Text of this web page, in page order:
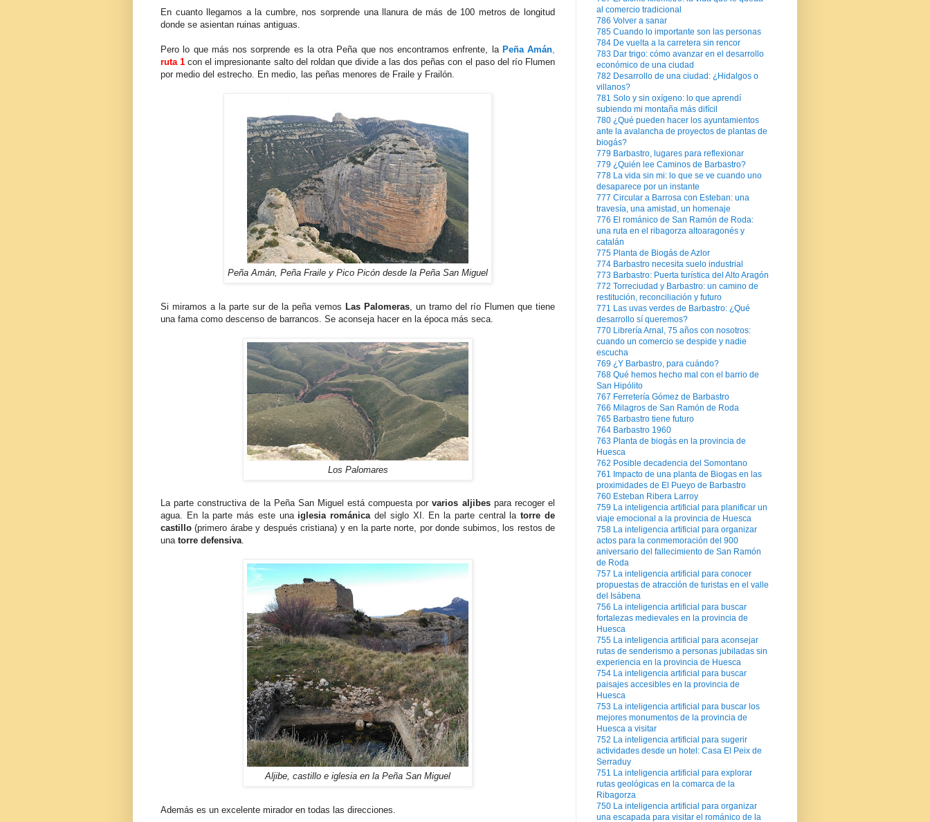
En cuanto llegamos a la cumbre, nos sorprende una llanura de más de 100 metros de longitud
donde se asientan ruinas antiguas.
Pero lo que más nos sorprende es la otra Peña que nos encontramos enfrente, la Peña Amán,
ruta 1con el impresionante salto del roldan que divide a las dos peñas con el paso del río Flumen
por medio del estrecho. En medio, las peñas menores de Fraile y Frailón.
Peña Amán, Peña Fraile y Pico Picón desde la Peña San Miguel
Si miramos a la parte sur de la peña vemos Las Palomeras , un tramo del río Flumen que tiene
una fama como descenso de barrancos. Se aconseja hacer en la época más seca.
Los Palomares
La parte constructiva de la Peña San Miguel está compuesta porvarios aljibespara recoger el
agua. En la parte más este una iglesia románicadel siglo XI. En la parte central latorre de
castillo (primero árabe y después cristiana) y en la parte norte, por donde subimos, los restos de
unatorre defensiva.
Aljibe, castillo e iglesia en la Peña San Miguel
Además es un excelente mirador en todas las direcciones.
al comercio tradicional
786 Volver a sanar
785 Cuando lo importante son las personas
784 De vuelta a la carretera sin rencor
783 Dar trigo: cómo avanzar en el desarrollo
económico de una ciudad
782 Desarrollo de una ciudad: ¿Hidalgos o
villanos?
781 Solo y sin oxígeno: lo que aprendí
subiendo mi montaña más difícil
780 ¿Qué pueden hacer los ayuntamientos
ante la avalancha de proyectos de plantas de
biogás?
779 Barbastro, lugares para reflexionar
779 ¿Quién lee Caminos de Barbastro?
778 La vida sin mi: lo que se ve cuando uno
desaparece por un instante
777 Circular a Barrosa con Esteban: una
travesía, una amistad, un homenaje
776 El románico de San Ramón de Roda:
una ruta en el ribagorza altoaragonés y
catalán
775 Planta de Biogás de Azlor
774 Barbastro necesita suelo industrial
773 Barbastro: Puerta turística del Alto Aragón
772 Torreciudad y Barbastro: un camino de
restitución, reconciliación y futuro
771 Las uvas verdes de Barbastro: ¿Qué
desarrollo sí queremos?
770 Librería Arnal, 75 años con nosotros:
cuando un comercio se despide y nadie
escucha
769 ¿Y Barbastro, para cuándo?
768 Qué hemos hecho mal con el barrio de
San Hipólito
767 Ferretería Gómez de Barbastro
766 Milagros de San Ramón de Roda
765 Barbastro tiene futuro
764 Barbastro 1960
763 Planta de biogás en la provincia de
Huesca
762 Posible decadencia del Somontano
761 Impacto de una planta de Biogas en las
proximidades de El Pueyo de Barbastro
760 Esteban Ribera Larroy
759 La inteligencia artificial para planificar un
viaje emocional a la provincia de Huesca
758 La inteligencia artificial para organizar
actos para la conmemoración del 900
aniversario del fallecimiento de San Ramón
de Roda
757 La inteligencia artificial para conocer
propuestas de atracción de turistas en el valle
del Isábena
756 La inteligencia artificial para buscar
fortalezas medievales en la provincia de
Huesca
755 La inteligencia artificial para aconsejar
rutas de senderismo a personas jubiladas sin
experiencia en la provincia de Huesca
754 La inteligencia artificial para buscar
paisajes accesibles en la provincia de
Huesca
753 La inteligencia artificial para buscar los
mejores monumentos de la provincia de
Huesca a visitar
752 La inteligencia artificial para sugerir
actividades desde un hotel: Casa El Peix de
Serraduy
751 La inteligencia artificial para explorar
rutas geológicas en la comarca de la
Ribagorza
750 La inteligencia artificial para organizar
una escapada para visitar el románico de la